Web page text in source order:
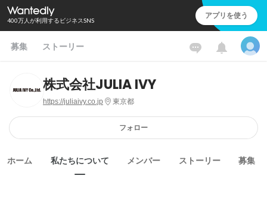
400万人が利用するビジネスSNS アプリを使う
募集 ストーリー
株式会社JULIA IVY
https://juliaivy.co.jp 東京都
フォロー
ホーム 私たちについて メンバー ストーリー 募集